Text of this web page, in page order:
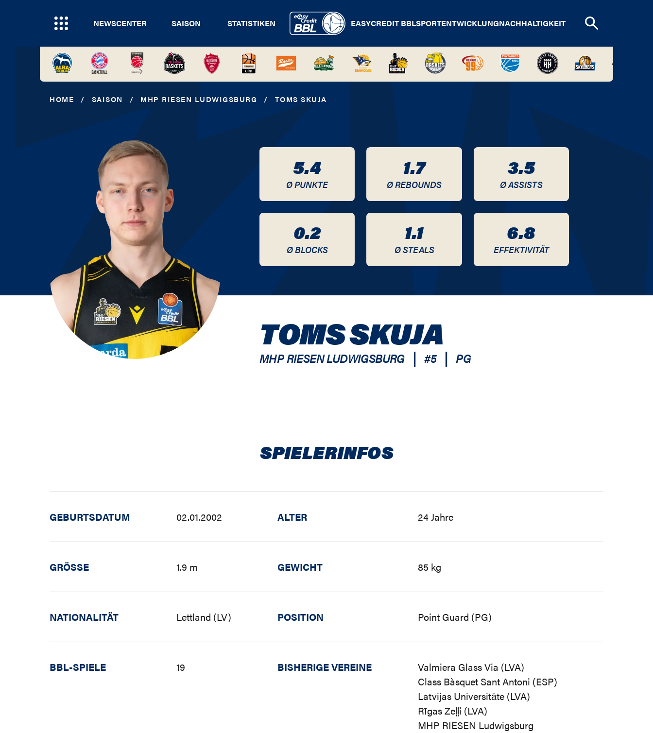
NEWSCENTER SAISON STATISTIKEN EASYCREDIT BBLSPORTENTWICKLUNGNACHHALTIGKEIT
HOME / SAISON / MHP RIESEN LUDWIGSBURG / TOMS SKUJA
5.4
Ø PUNKTE
1.7
Ø REBOUNDS
3.5
Ø ASSISTS
0.2
Ø BLOCKS
1.1
Ø STEALS
6.8
EFFEKTIVITÄT
TOMS SKUJA
MHP RIESEN LUDWIGSBURG | #5 | PG
SPIELERINFOS
GEBURTSDATUM 02.01.2002 ALTER 24 Jahre
GRÖSSE 1.9 m GEWICHT 85 kg
NATIONALITÄT Lettland (LV) POSITION Point Guard (PG)
BBL-SPIELE 19 BISHERIGE VEREINE
Valmiera Glass Via (LVA)
Class Bàsquet Sant Antoni (ESP)
Latvijas Universitāte (LVA)
Rīgas Zeļļi (LVA)
MHP RIESEN Ludwigsburg